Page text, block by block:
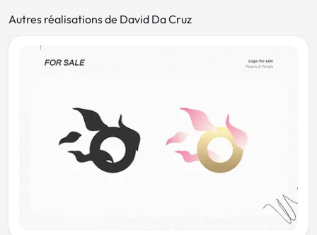
Autres réalisations de David Da Cruz